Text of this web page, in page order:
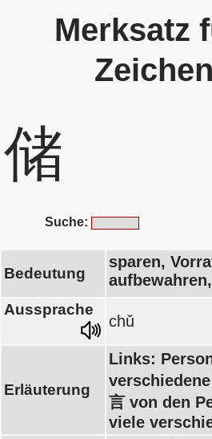
Merksatz
储
Suche:
Bedeutung
sparen,
Aussprache
chǔ
Erläuterung
Links:
言 von den
viele